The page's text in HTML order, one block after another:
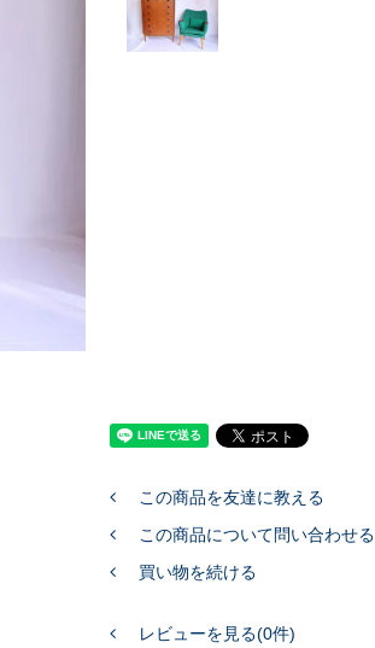
この商品を友達に教える
この商品について問い合わせる
買い物を続ける
レビューを見る(0件)